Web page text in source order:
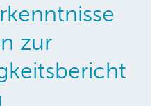
zur